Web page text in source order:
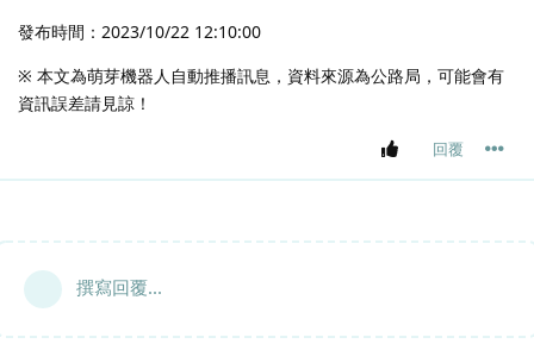
發布時間：2023/10/22 12:10:00
※ 本文為萌芽機器人自動推播訊息，資料來源為公路局，可能會有
資訊誤差請見諒！
回覆
撰寫回覆...